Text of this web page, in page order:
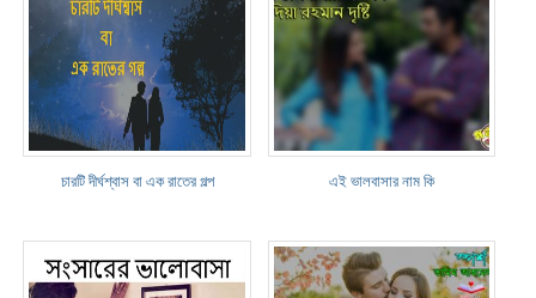
চারটি দীর্ঘশ্বাস বা এক রাতের গল্প এই ভালবাসার নাম কি